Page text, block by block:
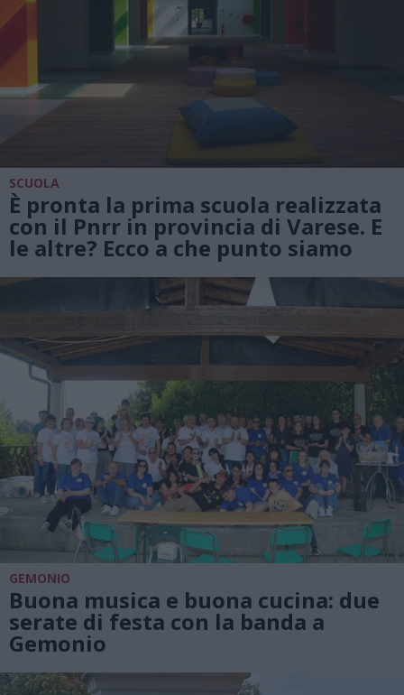
SCUOLA
È pronta la prima scuola realizzata
con il Pnrr in provincia di Varese. E
le altre? Ecco a che punto siamo
GEMONIO
Buona musica e buona cucina: due
serate di festa con la banda a
Gemonio